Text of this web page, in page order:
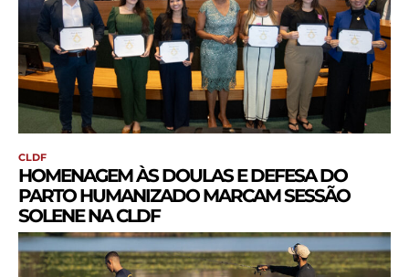
CLDF
HOMENAGEM ÀS DOULAS E DEFESA DO
PARTO HUMANIZADO MARCAM SESSÃO
SOLENE NA CLDF